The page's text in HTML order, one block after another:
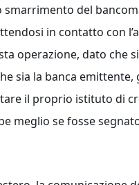
smarrimento del
in contatto con
operazione, dato che
sia la banca
il proprio istituto di
meglio se fosse